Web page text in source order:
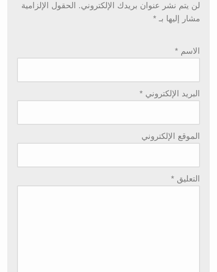
لن يتم نشر عنوان بريدك الإلكتروني.
الحقول الإلزامية
مشار إليها بـ *
الاسم *
البريد الإلكتروني *
الموقع الإلكتروني
التعليق *